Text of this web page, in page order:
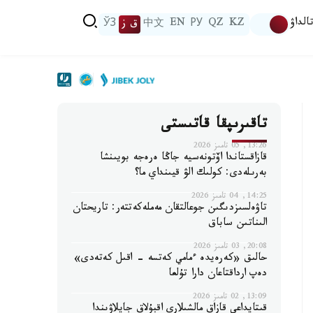
تالداۋ KZ
QZ
РУ
EN
中文 ق ز ЎЗ
تاقىرىپقا قاتىستى
13:26, 05 تامىز 2026
قازاقستاندا اۆتونەسيە جاڭا ەرەجە بويىنشا
بەرىلەدى: كولىك الۋ قيىنداي ما؟
14:25, 04 تامىز 2026
تاۋەلسىزدىگىن جوعالتقان مەملەكەتتەر: تاريحتان
الىناتىن ساباق
20:08, 03 تامىز 2026
حالىق «كەرەيدە ءمامي كەتسە - اقىل كەتەدى»
دەپ ارداقتاعان دارا تۇلعا
13:09, 02 تامىز 2026
قىتايداعى قازاق مالشىلارى اقبۇلاق جايلاۋىندا